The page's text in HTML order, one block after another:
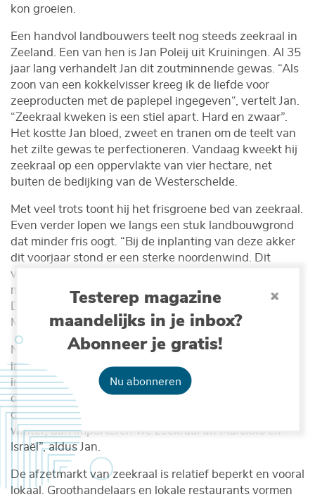
Testerep magazine
maandelijks in je inbox?
Abonneer je gratis!
Nu abonneren
kon groeien.
Een handvol landbouwers teelt nog steeds zeekraal in
Zeeland. Een van hen is Jan Poleij uit Kruiningen. Al 35
jaar lang verhandelt Jan dit zoutminnende gewas. “Als
zoon van een kokkelvisser kreeg ik de liefde voor
zeeproducten met de paplepel ingegeven“, vertelt Jan.
“Zeekraal kweken is een stiel apart. Hard en zwaar”.
Het kostte Jan bloed, zweet en tranen om de teelt van
het zilte gewas te perfectioneren. Vandaag kweekt hij
zeekraal op een oppervlakte van vier hectare, net
buiten de bedijking van de Westerschelde.
Met veel trots toont hij het frisgroene bed van zeekraal.
Even verder lopen we langs een stuk landbouwgrond
dat minder fris oogt. “Bij de inplanting van deze akker
dit voorjaar stond er een sterke noordenwind. Dit
verklaart waarschijnlijk waarom de kieming hier is
mislukt”, duidt Jan. De ene oogst is de andere niet.
Daarom spreidt Jan de kweek van zeekraal in de tijd.
Maar ook in de ruimte.
Naast het snijden van zelfgekweekte zeekraal,
importeert hij ook zeekraal uit de Baai van de Somme
in Noord-Frankrijk. “Zo’n twee keer per week
ondernemen we de 4 uur durende trip naar Frankrijk
om de vers gesneden zeekraal op te halen. En in de
winter, dan importeren we zeekraal uit Marokko en
Israël”, aldus Jan.
De afzetmarkt van zeekraal is relatief beperkt en vooral
lokaal. Groothandelaars en lokale restaurants vormen